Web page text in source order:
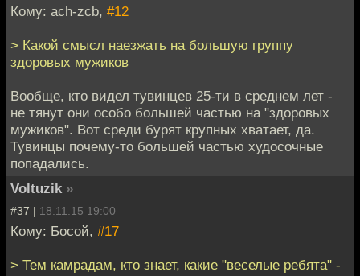
Кому: ach-zcb, #12
> Какой смысл наезжать на большую группу
здоровых мужиков
Вообще, кто видел тувинцев 25-ти в среднем лет -
не тянут они особо большей частью на "здоровых
мужиков". Вот среди бурят крупных хватает, да.
Тувинцы почему-то большей частью худосочные
попадались.
Voltuzik »
#37 | 18.11.15 19:00
Кому: Босой, #17
> Тем камрадам, кто знает, какие "веселые ребята" -